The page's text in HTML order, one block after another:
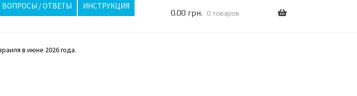
ВОПРОСЫ / ОТВЕТЫ ИНСТРУКЦИЯ
панели спасли ночь
0.00 грн. 0 товаров
в июне 2026 года.